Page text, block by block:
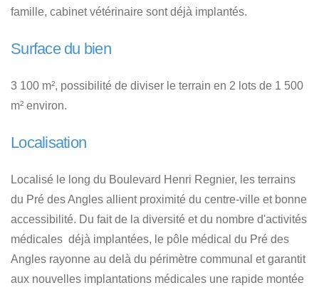
famille, cabinet vétérinaire sont déjà implantés.
Surface du bien
3 100 m², possibilité de diviser le terrain en 2 lots de 1 500
m² environ.
Localisation
Localisé le long du Boulevard Henri Regnier, les terrains
du Pré des Angles allient proximité du centre-ville et bonne
accessibilité. Du fait de la diversité et du nombre d'activités
médicales déjà implantées, le pôle médical du Pré des
Angles rayonne au delà du périmètre communal et garantit
aux nouvelles implantations médicales une rapide montée